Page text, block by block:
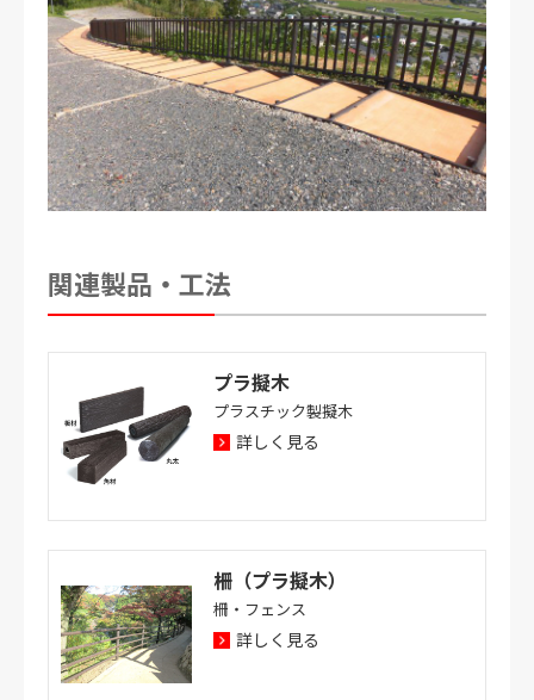
関連製品・工法
プラ擬木
プラスチック製擬木
詳しく見る
柵（プラ擬木）
柵・フェンス
詳しく見る